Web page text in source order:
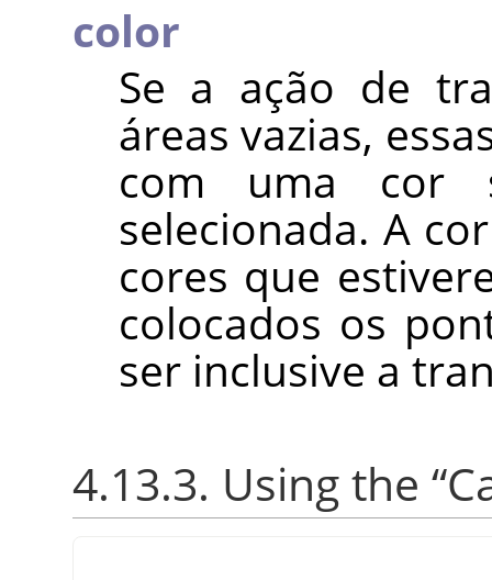
color
Se a ação de
áreas vazias,
com uma cor
selecionada. A
cores que
colocados os
ser inclusive a
4.13.3. Using the “